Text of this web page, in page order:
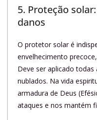
5. Proteção
danos
O protetor solar é
envelhecimento
Deve ser aplicado
nublados. Na vida
armadura de Deus
ataques e nos mantém